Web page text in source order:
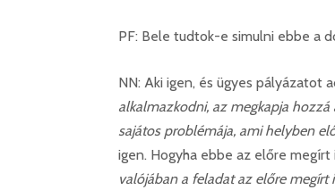
PF: Bele tudtok-e simulni ebbe a
NN: Aki igen, és ügyes pályázatot
alkalmazkodni, az megkapja
sajátos problémája, ami helyben
igen. Hogyha ebbe az előre
valójában a feladat az előre